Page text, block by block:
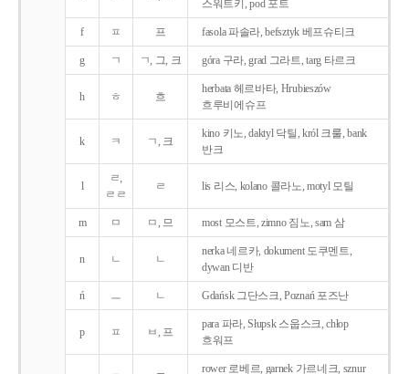
스워트키, pod 포트
f ㅍ 프 fasola 파솔라, befsztyk 베프슈티크
g ㄱ ㄱ, 그, 크 góra 구라, grad 그라트, targ 타르크
h ㅎ 흐
herbata 헤르바타, Hrubieszów
흐루비에슈프
k ㅋ ㄱ, 크
kino 키노, daktyl 닥틸, król 크룰, bank
반크
l
ㄹ,
ㄹㄹ
ㄹ lis 리스, kolano 콜라노, motyl 모틸
m ㅁ ㅁ, 므 most 모스트, zimno 짐노, sam 삼
n ㄴ ㄴ
nerka 네르카, dokument 도쿠멘트,
dywan 디반
ń ㅡ ㄴ Gdańsk 그단스크, Poznań 포즈난
p ㅍ ㅂ, 프
para 파라, Słupsk 스웁스크, chłop
흐워프
rower 로베르, garnek 가르네크, sznur